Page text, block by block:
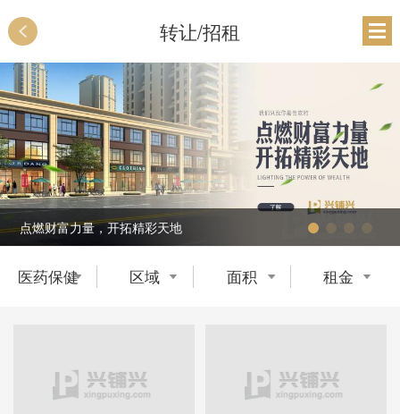
转让/招租
点燃财富力量，开拓精彩天地
医药保健 区域 面积 租金